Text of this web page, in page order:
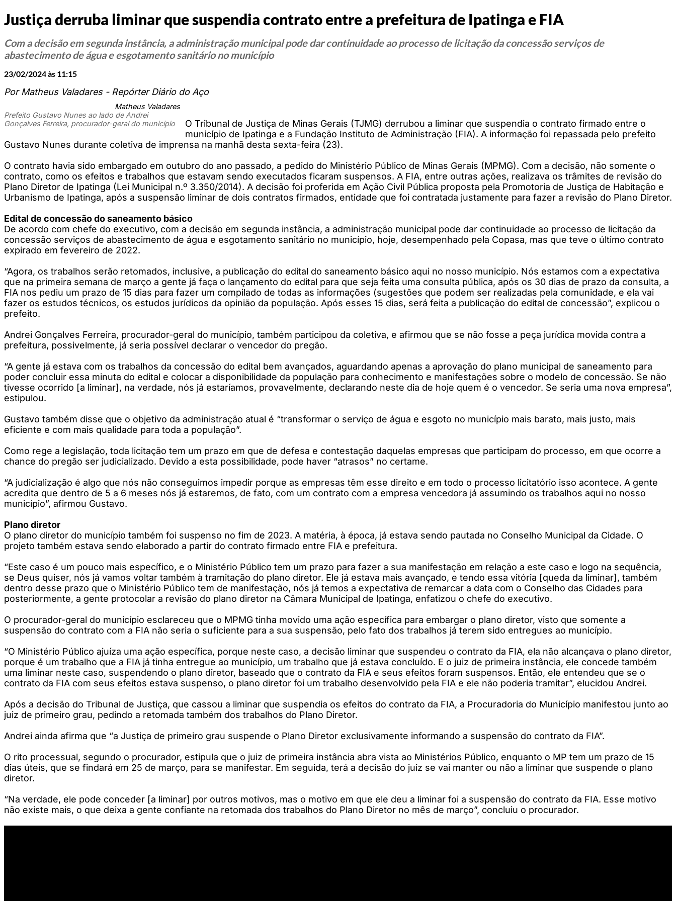
Justiça derruba liminar que suspendia contrato entre a prefeitura de Ipatinga e FIA
Com a decisão em segunda instância, a administração municipal pode dar continuidade ao processo de licitação da concessão serviços de
abastecimento de água e esgotamento sanitário no município
23/02/2024 às 11:15
Por Matheus Valadares - Repórter Diário do Aço
Matheus Valadares
Prefeito Gustavo Nunes ao lado de Andrei
Gonçalves Ferreira, procurador-geral do município
O Tribunal de Justiça de Minas Gerais (TJMG) derrubou a liminar que suspendia o contrato firmado entre o
município de Ipatinga e a Fundação Instituto de Administração (FIA). A informação foi repassada pelo prefeito
Gustavo Nunes durante coletiva de imprensa na manhã desta sexta-feira (23).
O contrato havia sido embargado em outubro do ano passado, a pedido do Ministério Público de Minas Gerais (MPMG). Com a decisão, não somente o
contrato, como os efeitos e trabalhos que estavam sendo executados ficaram suspensos. A FIA, entre outras ações, realizava os trâmites de revisão do
Plano Diretor de Ipatinga (Lei Municipal n.º 3.350/2014). A decisão foi proferida em Ação Civil Pública proposta pela Promotoria de Justiça de Habitação e
Urbanismo de Ipatinga, após a suspensão liminar de dois contratos firmados, entidade que foi contratada justamente para fazer a revisão do Plano Diretor.
Edital de concessão do saneamento básico
De acordo com chefe do executivo, com a decisão em segunda instância, a administração municipal pode dar continuidade ao processo de licitação da
concessão serviços de abastecimento de água e esgotamento sanitário no município, hoje, desempenhado pela Copasa, mas que teve o último contrato
expirado em fevereiro de 2022.
“Agora, os trabalhos serão retomados, inclusive, a publicação do edital do saneamento básico aqui no nosso município. Nós estamos com a expectativa
que na primeira semana de março a gente já faça o lançamento do edital para que seja feita uma consulta pública, após os 30 dias de prazo da consulta, a
FIA nos pediu um prazo de 15 dias para fazer um compilado de todas as informações (sugestões que podem ser realizadas pela comunidade, e ela vai
fazer os estudos técnicos, os estudos jurídicos da opinião da população. Após esses 15 dias, será feita a publicação do edital de concessão”, explicou o
prefeito.
Andrei Gonçalves Ferreira, procurador-geral do município, também participou da coletiva, e afirmou que se não fosse a peça jurídica movida contra a
prefeitura, possivelmente, já seria possível declarar o vencedor do pregão.
“A gente já estava com os trabalhos da concessão do edital bem avançados, aguardando apenas a aprovação do plano municipal de saneamento para
poder concluir essa minuta do edital e colocar a disponibilidade da população para conhecimento e manifestações sobre o modelo de concessão. Se não
tivesse ocorrido [a liminar], na verdade, nós já estaríamos, provavelmente, declarando neste dia de hoje quem é o vencedor. Se seria uma nova empresa”,
estipulou.
Gustavo também disse que o objetivo da administração atual é “transformar o serviço de água e esgoto no município mais barato, mais justo, mais
eficiente e com mais qualidade para toda a população”.
Como rege a legislação, toda licitação tem um prazo em que de defesa e contestação daquelas empresas que participam do processo, em que ocorre a
chance do pregão ser judicializado. Devido a esta possibilidade, pode haver “atrasos” no certame.
“A judicialização é algo que nós não conseguimos impedir porque as empresas têm esse direito e em todo o processo licitatório isso acontece. A gente
acredita que dentro de 5 a 6 meses nós já estaremos, de fato, com um contrato com a empresa vencedora já assumindo os trabalhos aqui no nosso
município”, afirmou Gustavo.
Plano diretor
O plano diretor do município também foi suspenso no fim de 2023. A matéria, à época, já estava sendo pautada no Conselho Municipal da Cidade. O
projeto também estava sendo elaborado a partir do contrato firmado entre FIA e prefeitura.
“Este caso é um pouco mais específico, e o Ministério Público tem um prazo para fazer a sua manifestação em relação a este caso e logo na sequência,
se Deus quiser, nós já vamos voltar também à tramitação do plano diretor. Ele já estava mais avançado, e tendo essa vitória [queda da liminar], também
dentro desse prazo que o Ministério Público tem de manifestação, nós já temos a expectativa de remarcar a data com o Conselho das Cidades para
posteriormente, a gente protocolar a revisão do plano diretor na Câmara Municipal de Ipatinga, enfatizou o chefe do executivo.
O procurador-geral do município esclareceu que o MPMG tinha movido uma ação específica para embargar o plano diretor, visto que somente a
suspensão do contrato com a FIA não seria o suficiente para a sua suspensão, pelo fato dos trabalhos já terem sido entregues ao município.
“O Ministério Público ajuíza uma ação específica, porque neste caso, a decisão liminar que suspendeu o contrato da FIA, ela não alcançava o plano diretor,
porque é um trabalho que a FIA já tinha entregue ao município, um trabalho que já estava concluído. E o juiz de primeira instância, ele concede também
uma liminar neste caso, suspendendo o plano diretor, baseado que o contrato da FIA e seus efeitos foram suspensos. Então, ele entendeu que se o
contrato da FIA com seus efeitos estava suspenso, o plano diretor foi um trabalho desenvolvido pela FIA e ele não poderia tramitar”, elucidou Andrei.
Após a decisão do Tribunal de Justiça, que cassou a liminar que suspendia os efeitos do contrato da FIA, a Procuradoria do Município manifestou junto ao
juiz de primeiro grau, pedindo a retomada também dos trabalhos do Plano Diretor.
Andrei ainda afirma que “a Justiça de primeiro grau suspende o Plano Diretor exclusivamente informando a suspensão do contrato da FIA”.
O rito processual, segundo o procurador, estipula que o juiz de primeira instância abra vista ao Ministérios Público, enquanto o MP tem um prazo de 15
dias úteis, que se findará em 25 de março, para se manifestar. Em seguida, terá a decisão do juiz se vai manter ou não a liminar que suspende o plano
diretor.
“Na verdade, ele pode conceder [a liminar] por outros motivos, mas o motivo em que ele deu a liminar foi a suspensão do contrato da FIA. Esse motivo
não existe mais, o que deixa a gente confiante na retomada dos trabalhos do Plano Diretor no mês de março”, concluiu o procurador.